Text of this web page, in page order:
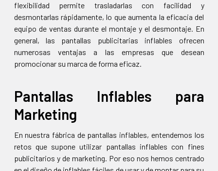
flexibilidad permite trasladarlas con facilidad y
desmontarlas rápidamente, lo que aumenta la eficacia del
equipo de ventas durante el montaje y el desmontaje. En
general, las pantallas publicitarias inflables ofrecen
numerosas ventajas a las empresas que desean
promocionar su marca de forma eficaz.
Pantallas Inflables para
Marketing
En nuestra fábrica de pantallas inflables, entendemos los
retos que supone utilizar pantallas inflables con fines
publicitarios y de marketing. Por eso nos hemos centrado